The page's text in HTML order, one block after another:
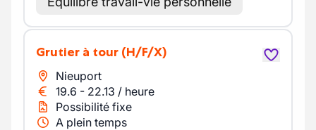
Grutier à tour (H/F/X)
Nieuport
19.6 - 22.13 / heure
Possibilité fixe
A plein temps